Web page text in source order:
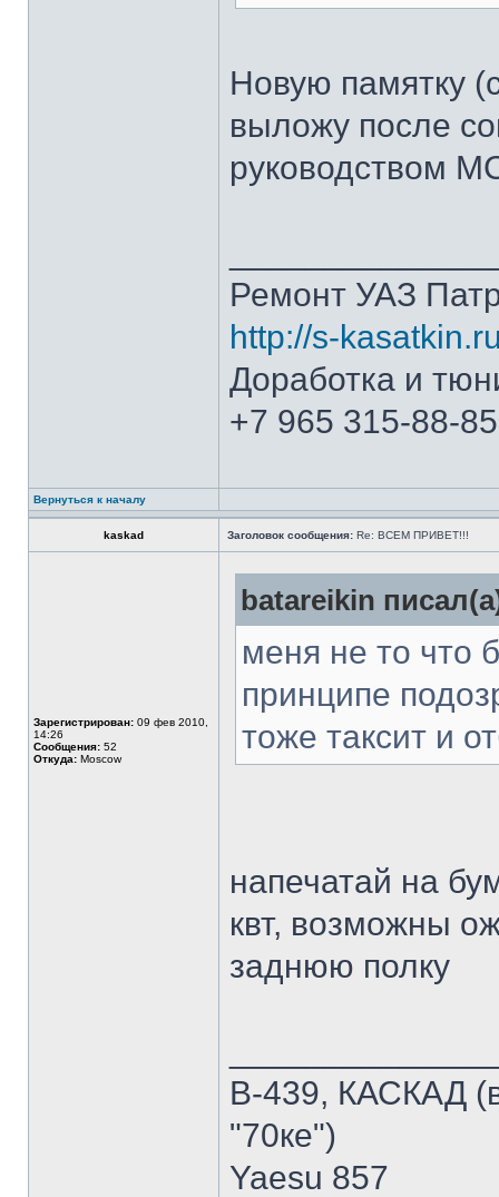
Новую памятку
выложу после
руководством
Ремонт УАЗ
http://s-
Доработка и
+7 965 315-88-85
Вернуться к началу
kaskad Заголовок сообщения: Re: ВСЕМ ПРИВЕТ!!!
Зарегистрирован: 09 фев 2010,
14:26
Сообщения: 52
Откуда: Moscow
batareikin
меня не то что
принципе
тоже таксит и
напечатай на
квт, возможны
заднюю полку
В-439, КАСКАД
"70ке")
Yaesu 857